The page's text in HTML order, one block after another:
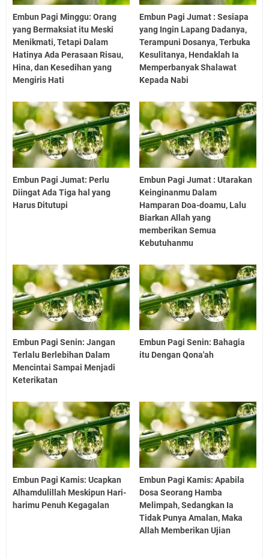
Embun Pagi Minggu: Orang
yang Bermaksiat itu Meski
Menikmati, Tetapi Dalam
Hatinya Ada Perasaan Risau,
Hina, dan Kesedihan yang
Mengiris Hati
Embun Pagi Jumat : Sesiapa
yang Ingin Lapang Dadanya,
Terampuni Dosanya, Terbuka
Kesulitanya, Hendaklah Ia
Memperbanyak Shalawat
Kepada Nabi
Embun Pagi Jumat: Perlu
Diingat Ada Tiga hal yang
Harus Ditutupi
Embun Pagi Jumat : Utarakan
Keinginanmu Dalam
Hamparan Doa-doamu, Lalu
Biarkan Allah yang
memberikan Semua
Kebutuhanmu
Embun Pagi Senin: Jangan
Terlalu Berlebihan Dalam
Mencintai Sampai Menjadi
Keterikatan
Embun Pagi Senin: Bahagia
itu Dengan Qona'ah
Embun Pagi Kamis: Ucapkan
Alhamdulillah Meskipun Hari-
harimu Penuh Kegagalan
Embun Pagi Kamis: Apabila
Dosa Seorang Hamba
Melimpah, Sedangkan Ia
Tidak Punya Amalan, Maka
Allah Memberikan Ujian